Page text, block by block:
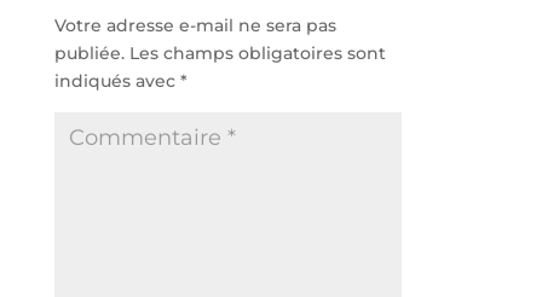
Votre adresse e-mail ne sera pas
publiée. Les champs obligatoires sont
indiqués avec *